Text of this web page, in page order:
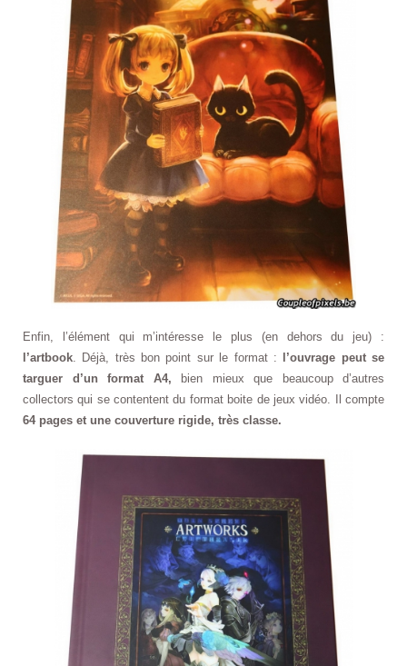
Enfin, l’élément qui m’intéresse le plus (en dehors du jeu) :
l’artbook. Déjà, très bon point sur le format :
l’ouvrage peut se
targuer d’un format A4, bien mieux que beaucoup d’autres
collectors qui se contentent du format boite de jeux vidéo. Il compte
64 pages et une couverture rigide, très classe.